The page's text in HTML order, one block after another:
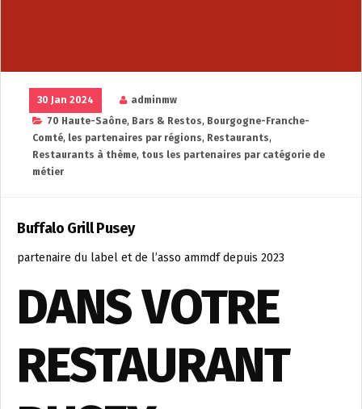
30 Jan 2024
adminmw
70 Haute-Saône, Bars & Restos, Bourgogne-Franche-
Comté, les partenaires par régions, Restaurants,
Restaurants à thème, tous les partenaires par catégorie de
métier
Buffalo Grill Pusey
partenaire du label et de l’asso ammdf depuis 2023
DANS VOTRE
RESTAURANT